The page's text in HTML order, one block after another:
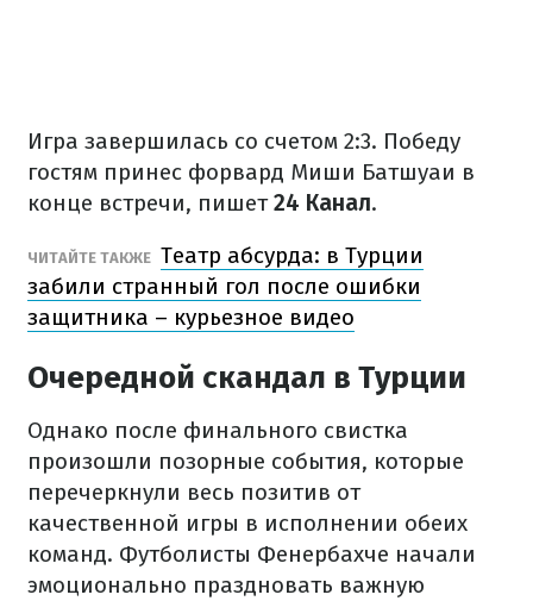
Игра завершилась со счетом 2:3. Победу
гостям принес форвард Миши Батшуаи в
конце встречи, пишет24 Канал.
ЧИТАЙТЕ ТАКЖЕ Театр абсурда: в Турции
забили странный гол после ошибки
защитника – курьезное видео
Очередной скандал в Турции
Однако после финального свистка
произошли позорные события, которые
перечеркнули весь позитив от
качественной игры в исполнении обеих
команд. Футболисты Фенербахче начали
эмоционально праздновать важную